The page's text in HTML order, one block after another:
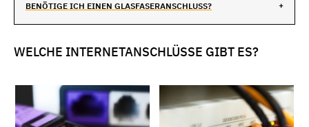
BENÖTIGE ICH EINEN GLASFASERANSCHLUSS?
WELCHE INTERNETANSCHLÜSSE GIBT ES?